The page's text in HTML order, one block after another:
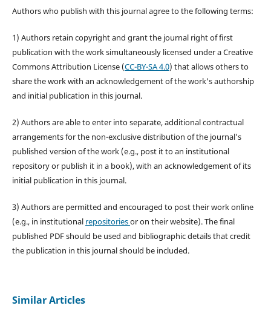
Authors who publish with this journal agree to the following terms:
1) Authors retain copyright and grant the journal right of first
publication with the work simultaneously licensed under a Creative
Commons Attribution License (CC-BY-SA 4.0) that allows others to
share the work with an acknowledgement of the work's authorship
and initial publication in this journal.
2) Authors are able to enter into separate, additional contractual
arrangements for the non-exclusive distribution of the journal's
published version of the work (e.g., post it to an institutional
repository or publish it in a book), with an acknowledgement of its
initial publication in this journal.
3) Authors are permitted and encouraged to post their work online
(e.g., in institutional repositoriesor on their website). The final
published PDF should be used and bibliographic details that credit
the publication in this journal should be included.
Similar Articles